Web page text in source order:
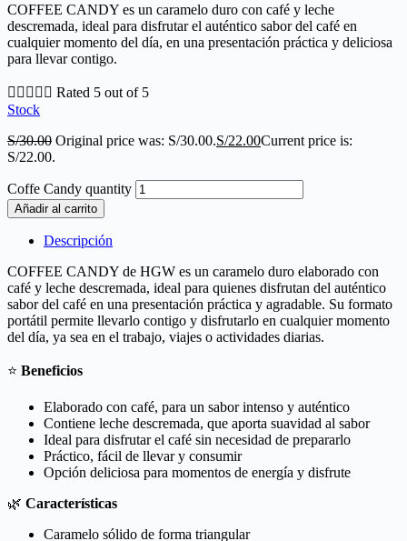
COFFEE CANDY es un caramelo duro con café y leche
descremada, ideal para disfrutar el auténtico sabor del café en
cualquier momento del día, en una presentación práctica y deliciosa
para llevar contigo.
     Rated 5 out of 5
Stock
S/30.00 Original price was: S/30.00.S/22.00Current price is:
S/22.00.
Coffe Candy quantity
Añadir al carrito
Descripción
COFFEE CANDY de HGW es un caramelo duro elaborado con
café y leche descremada, ideal para quienes disfrutan del auténtico
sabor del café en una presentación práctica y agradable. Su formato
portátil permite llevarlo contigo y disfrutarlo en cualquier momento
del día, ya sea en el trabajo, viajes o actividades diarias.
⭐ Beneficios
Elaborado con café, para un sabor intenso y auténtico
Contiene leche descremada, que aporta suavidad al sabor
Ideal para disfrutar el café sin necesidad de prepararlo
Práctico, fácil de llevar y consumir
Opción deliciosa para momentos de energía y disfrute
🌿 Características
Caramelo sólido de forma triangular